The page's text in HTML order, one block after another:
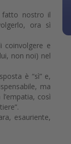
fatto nostro il
ora sì
coinvolgere e
non noi) nel
è “sì” e,
ma
così
esauriente,